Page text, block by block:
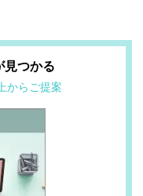
見つかる
からご提案